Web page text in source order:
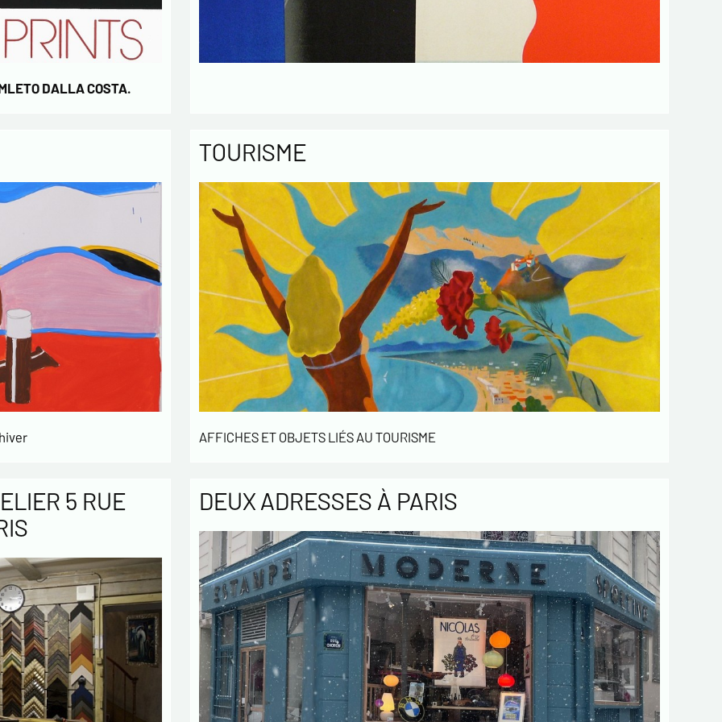
DALLA COSTA.
TOURISME
AFFICHES ET OBJETS LIÉS AU TOURISME
5 RUE
DEUX ADRESSES À PARIS